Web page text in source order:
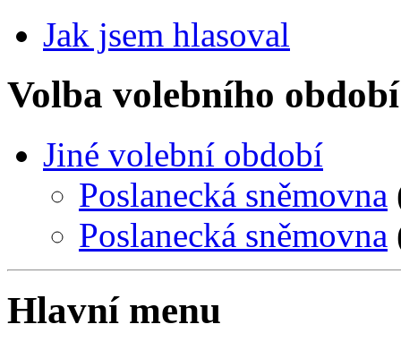
Jak jsem hlasoval
Volba volebního období
Jiné volební období
Poslanecká sněmovna
Poslanecká sněmovna
Hlavní menu